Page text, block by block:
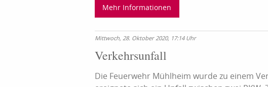
Mehr Informationen
Mittwoch, 28. Oktober 2020, 17:14 Uhr
Verkehrsunfall
Die Feuerwehr Mühlheim wurde zu einem